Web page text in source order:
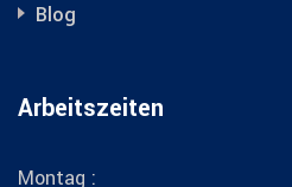
Blog
Arbeitszeiten
Montag :